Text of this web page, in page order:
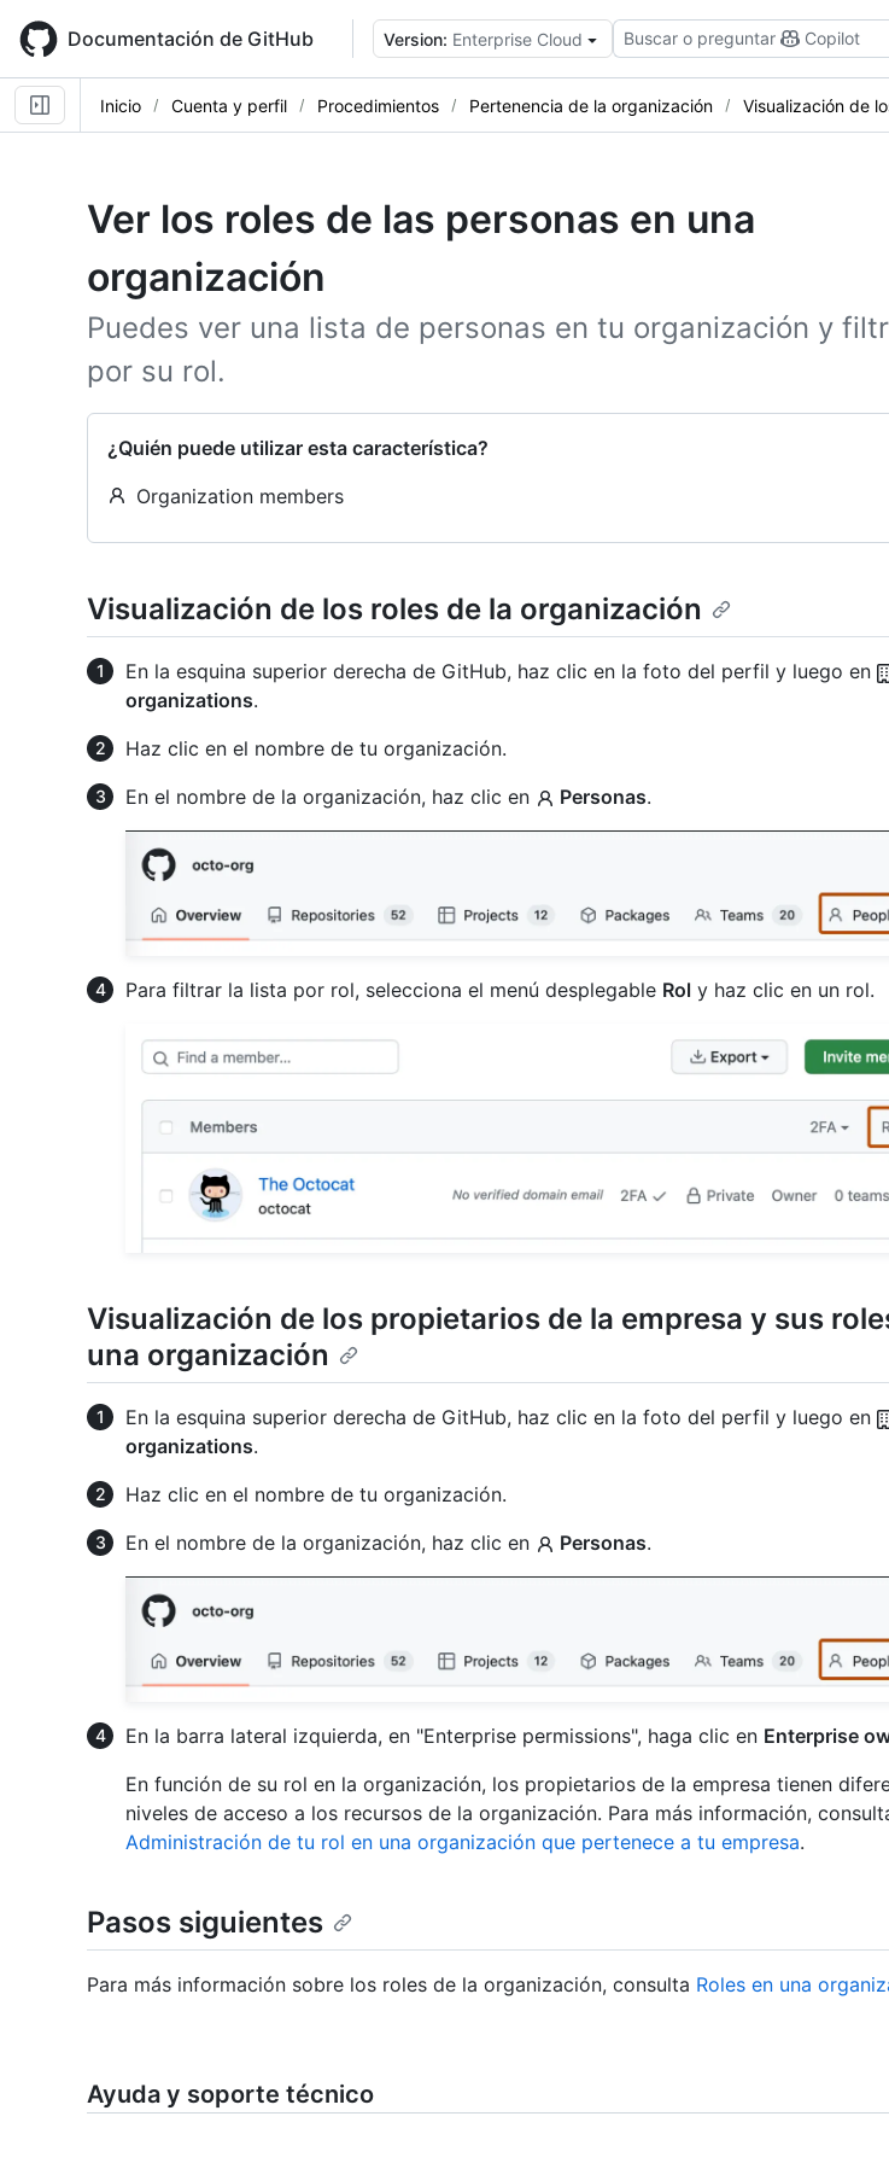
main
content
Documentación de GitHub Version: Enterprise Cloud Buscar o preguntar Copilot
Inicio Cuenta y perfil Procedimientos Pertenencia de la organización Visualización de
Ver los roles de las personas en una
organización
Puedes ver una lista de personas en tu organización y
por su rol.
¿Quién puede utilizar esta característica?
Organization members
Visualización de los roles de la organización
En la esquina superior derecha de GitHub, haz clic en la foto del perfil y luego en
organizations.
Haz clic en el nombre de tu organización.
En el nombre de la organización, haz clic en
Personas.
Para filtrar la lista por rol, selecciona el menú desplegable Rol y haz clic en un rol.
Visualización de los propietarios de la empresa y sus
una organización
En la esquina superior derecha de GitHub, haz clic en la foto del perfil y luego en
organizations.
Haz clic en el nombre de tu organización.
En el nombre de la organización, haz clic en
Personas.
En la barra lateral izquierda, en "Enterprise permissions", haga clic en Enterprise
En función de su rol en la organización, los propietarios de la empresa tienen
niveles de acceso a los recursos de la organización. Para más información,
Administración de tu rol en una organización que pertenece a tu empresa.
Pasos siguientes
Para más información sobre los roles de la organización, consulta Roles en una
Ayuda y soporte técnico